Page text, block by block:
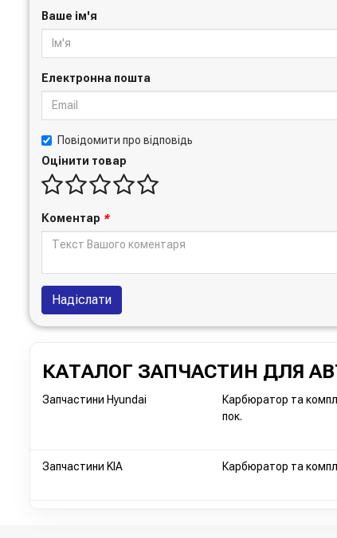
Ваше ім'я
Електронна пошта
Повідомити про відповідь
Оцінити товар
Коментар *
Надіслати
КАТАЛОГ ЗАПЧАСТИН ДЛЯ
Запчастини Hyundai
Карбюратор та
пок.
Запчастини KIA Карбюратор та